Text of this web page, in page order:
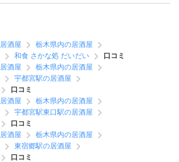
居酒屋
栃木県内の居酒屋
和食 さかな処 だいだい
口コミ
居酒屋
栃木県内の居酒屋
宇都宮駅の居酒屋
口コミ
居酒屋
栃木県内の居酒屋
宇都宮駅東口駅の居酒屋
口コミ
居酒屋
栃木県内の居酒屋
東宿郷駅の居酒屋
口コミ